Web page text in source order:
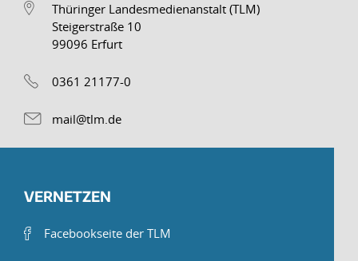
Thüringer Landesmedienanstalt (TLM)
Steigerstraße 10
99096 Erfurt
0361 21177-0
mail@tlm.de
VERNETZEN
Facebookseite der TLM